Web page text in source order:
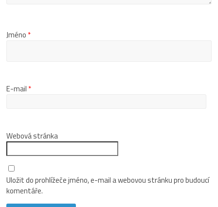
Jméno *
E-mail *
Webová stránka
Uložit do prohlížeče jméno, e-mail a webovou stránku pro budoucí
komentáře.